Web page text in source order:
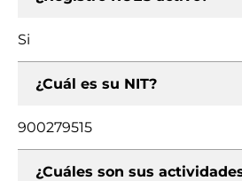
Si
¿Cuál es su NIT?
900279515
¿Cuáles son sus